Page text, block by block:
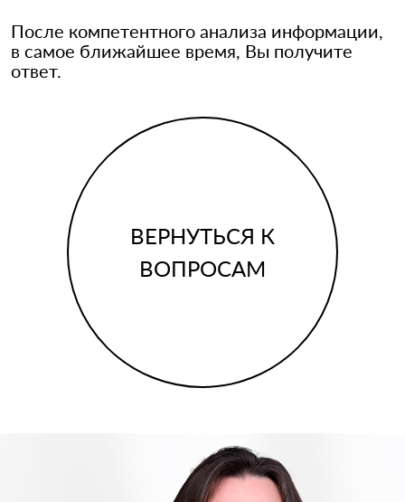
После компетентного анализа информации,
в самое ближайшее время, Вы получите
ответ.
ВЕРНУТЬСЯ К
ВОПРОСАМ